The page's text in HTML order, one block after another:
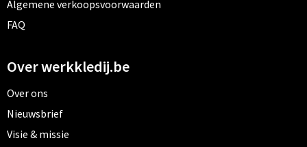
Algemene verkoopsvoorwaarden
FAQ
Over werkkledij.be
Over ons
Nieuwsbrief
Visie & missie